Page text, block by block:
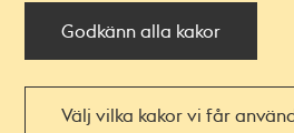
Godkänn alla kakor
Välj vilka kakor vi får